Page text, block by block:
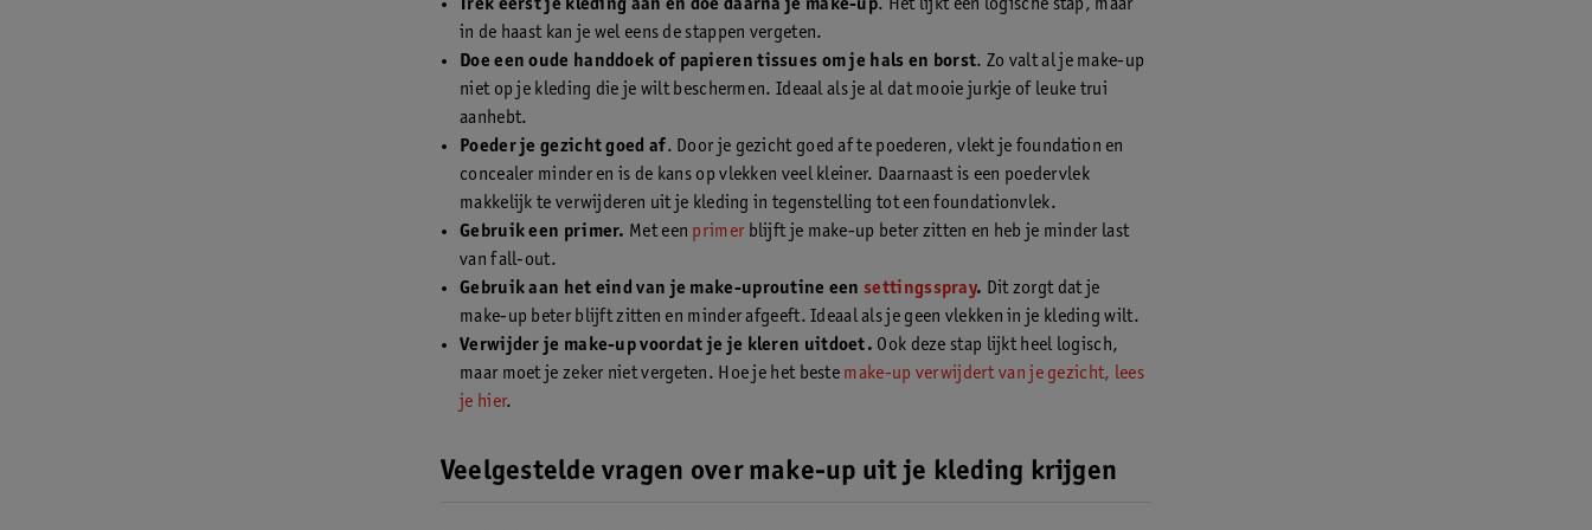
Trek eerst je kleding aan en doe daarna je make-up. Het lijkt een logische stap, maar
in de haast kan je wel eens de stappen vergeten.
Doe een oude handdoek of papieren tissues om je hals en borst. Zo valt al je make-up
niet op je kleding die je wilt beschermen. Ideaal als je al dat mooie jurkje of leuke trui
aanhebt.
Poeder je gezicht goed af. Door je gezicht goed af te poederen, vlekt je foundation en
concealer minder en is de kans op vlekken veel kleiner. Daarnaast is een poedervlek
makkelijk te verwijderen uit je kleding in tegenstelling tot een foundationvlek.
Gebruik een primer. Met een primer blijft je make-up beter zitten en heb je minder last
van fall-out.
Gebruik aan het eind van je make-uproutine eensettingsspray. Dit zorgt dat je
make-up beter blijft zitten en minder afgeeft. Ideaal als je geen vlekken in je kleding wilt.
Verwijder je make-up voordat je je kleren uitdoet. Ook deze stap lijkt heel logisch,
maar moet je zeker niet vergeten. Hoe je het beste make-up verwijdert van je gezicht, lees
je hier.
Veelgestelde vragen over make-up uit je kleding krijgen